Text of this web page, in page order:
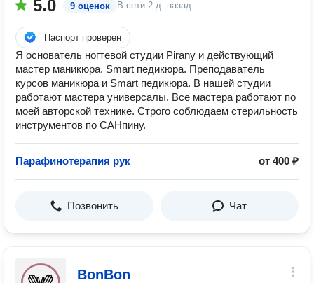
5.0 9 оценок В сети 2 д. назад
Паспорт проверен
Я основатель ногтевой студии Pirany и действующий
мастер маникюра, Smart педикюра. Преподаватель
курсов маникюра и Smart педикюра. В нашей студии
работают мастера универсалы. Все мастера работают по
моей авторской технике. Строго соблюдаем стерильность
инструментов по САНпину.
Парафинотерапия рук от 400 ₽
Позвонить Чат
BonBon